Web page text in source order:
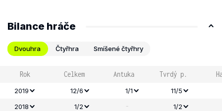
Bilance hráče
Dvouhra Čtyřhra Smíšené čtyřhry
Rok Celkem Antuka Tvrdý p.
2019 12/6 1/1
11/5
2018
1/2 -
1/2